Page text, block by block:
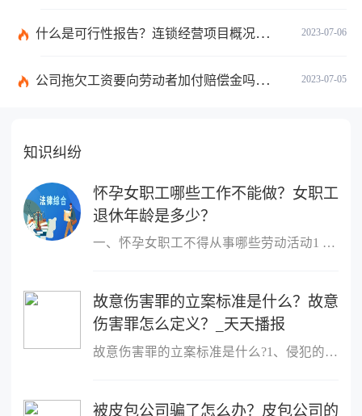
2023-07-06
什么是可行性报告？连锁经营项目概况都有哪些内容？ 环球观察
2023-07-05
公司拖欠工资要向劳动者加付赔偿金吗？拖欠工资仲裁时效期间是如何规定的？
知识纠纷
怀孕女职工哪些工作不能做？女职工
退休年龄是多少？
一、怀孕女职工不得从事哪些劳动活动1 作业场所空气中铅及其化合物
故意伤害罪的立案标准是什么？故意
伤害罪怎么定义？_天天播报
故意伤害罪的立案标准是什么?1、侵犯的客体是他人的身体健康权;2、
被皮包公司骗了怎么办？皮包公司的